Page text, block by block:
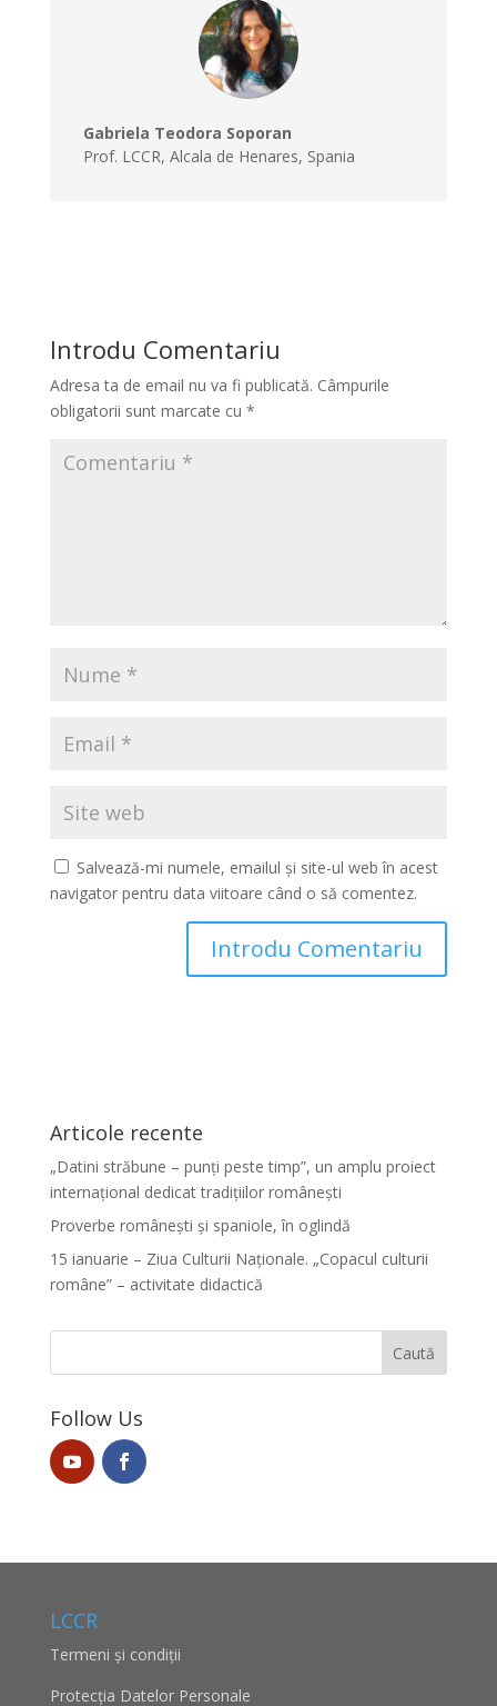
Gabriela Teodora Soporan
Prof. LCCR, Alcala de Henares, Spania
Introdu Comentariu
Adresa ta de email nu va fi publicată. Câmpurile
obligatorii sunt marcate cu *
Salvează-mi numele, emailul și site-ul web în acest
navigator pentru data viitoare când o să comentez.
Articole recente
„Datini străbune – punți peste timp”, un amplu proiect
internațional dedicat tradițiilor românești
Proverbe românești și spaniole, în oglindă
15 ianuarie – Ziua Culturii Naționale. „Copacul culturii
române” – activitate didactică
Follow Us
LCCR
Termeni și condiții
Protecţia Datelor Personale